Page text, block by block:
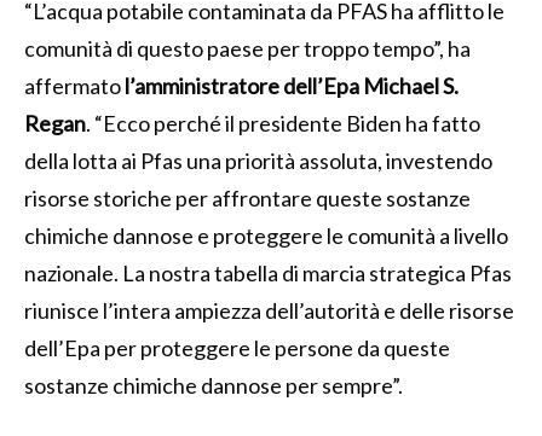
“L’acqua potabile contaminata da PFAS ha afflitto le
comunità di questo paese per troppo tempo”, ha
affermatol’amministratore dell’Epa Michael S.
Regan. “Ecco perché il presidente Biden ha fatto
della lotta ai Pfas una priorità assoluta, investendo
risorse storiche per affrontare queste sostanze
chimiche dannose e proteggere le comunità a livello
nazionale. La nostra tabella di marcia strategica Pfas
riunisce l’intera ampiezza dell’autorità e delle risorse
dell’Epa per proteggere le persone da queste
sostanze chimiche dannose per sempre”.